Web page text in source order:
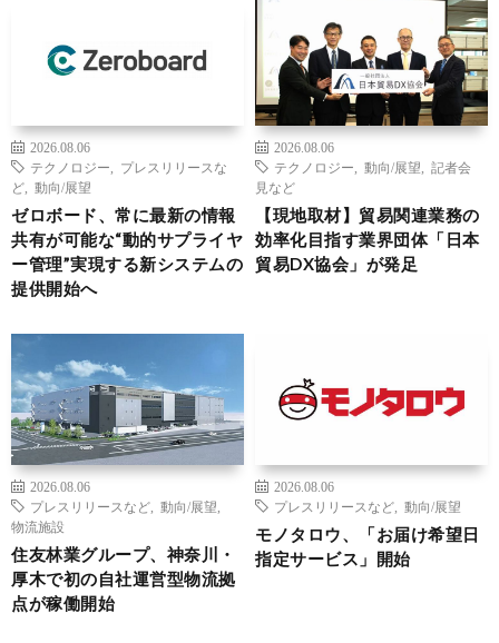
2026.08.06
テクノロジー
プレスリリースな
ど
動向/展望
ゼロボード、常に最新の情報
共有が可能な“動的サプライヤ
ー管理”実現する新システムの
提供開始へ
2026.08.06
テクノロジー
動向/展望
記者会
見など
【現地取材】貿易関連業務の
効率化目指す業界団体「日本
貿易DX協会」が発足
2026.08.06
プレスリリースなど
動向/展望
物流施設
住友林業グループ、神奈川・
厚木で初の自社運営型物流拠
点が稼働開始
2026.08.06
プレスリリースなど
動向/展望
モノタロウ、「お届け希望日
指定サービス」開始